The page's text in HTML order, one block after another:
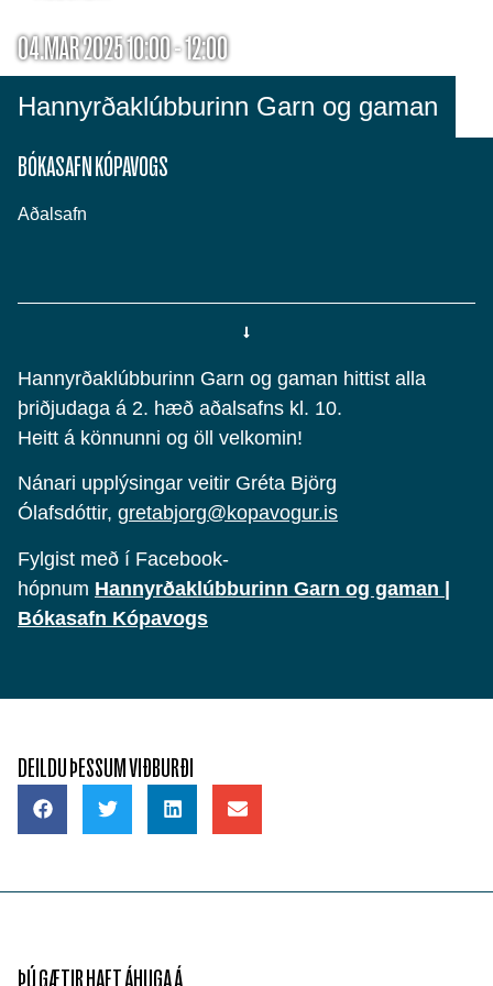
04.MAR 2025 10:00 - 12:00
Hannyrðaklúbburinn Garn og gaman
BÓKASAFN KÓPAVOGS
Aðalsafn
Hannyrðaklúbburinn Garn og gaman hittist alla
þriðjudaga á 2. hæð aðalsafns kl. 10.
Heitt á könnunni og öll velkomin!
Nánari upplýsingar veitir Gréta Björg
Ólafsdóttir, gretabjorg@kopavogur.is
Fylgist með í Facebook-
hópnum Hannyrðaklúbburinn Garn og gaman |
Bókasafn Kópavogs
DEILDU ÞESSUM VIÐBURÐI
ÞÚ GÆTIR HAFT ÁHUGA Á